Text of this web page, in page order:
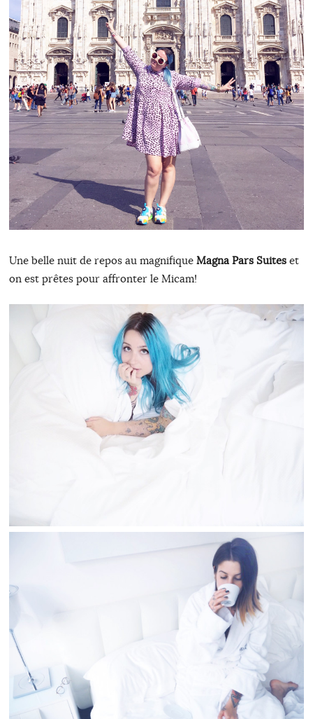
Une belle nuit de repos au magnifique Magna Pars Suiteset
on est prêtes pour affronter le Micam!